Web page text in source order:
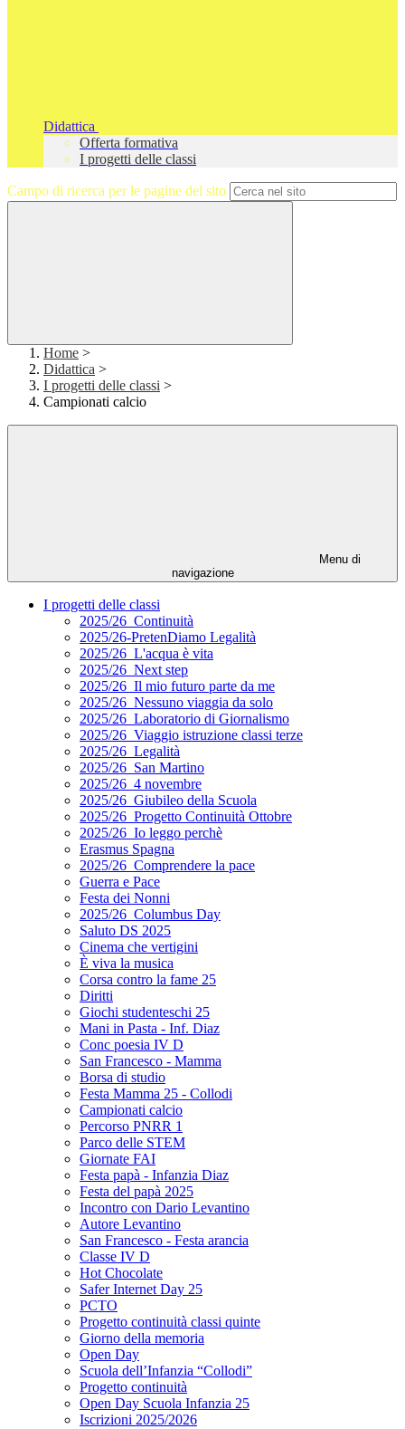
Didattica
Offerta formativa
I progetti delle classi
Campo di ricerca per le pagine del sito
Home >
Didattica >
I progetti delle classi >
Campionati calcio
Menu di
navigazione
I progetti delle classi
2025/26_Continuità
2025/26-PretenDiamo Legalità
2025/26_L'acqua è vita
2025/26_Next step
2025/26_Il mio futuro parte da me
2025/26_Nessuno viaggia da solo
2025/26_Laboratorio di Giornalismo
2025/26_Viaggio istruzione classi terze
2025/26_Legalità
2025/26_San Martino
2025/26_4 novembre
2025/26_Giubileo della Scuola
2025/26_Progetto Continuità Ottobre
2025/26_Io leggo perchè
Erasmus Spagna
2025/26_Comprendere la pace
Guerra e Pace
Festa dei Nonni
2025/26_Columbus Day
Saluto DS 2025
Cinema che vertigini
È viva la musica
Corsa contro la fame 25
Diritti
Giochi studenteschi 25
Mani in Pasta - Inf. Diaz
Conc poesia IV D
San Francesco - Mamma
Borsa di studio
Festa Mamma 25 - Collodi
Campionati calcio
Percorso PNRR 1
Parco delle STEM
Giornate FAI
Festa papà - Infanzia Diaz
Festa del papà 2025
Incontro con Dario Levantino
Autore Levantino
San Francesco - Festa arancia
Classe IV D
Hot Chocolate
Safer Internet Day 25
PCTO
Progetto continuità classi quinte
Giorno della memoria
Open Day
Scuola dell’Infanzia “Collodi”
Progetto continuità
Open Day Scuola Infanzia 25
Iscrizioni 2025/2026